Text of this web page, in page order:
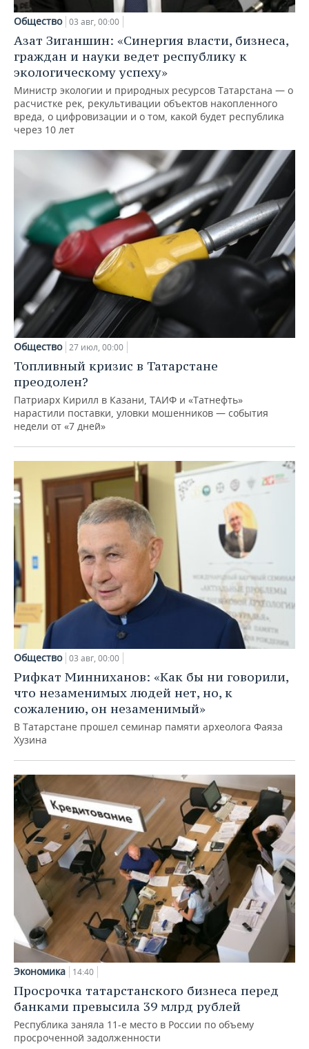
Общество 03 авг, 00:00
Азат Зиганшин: «Синергия власти, бизнеса,
граждан и науки ведет республику к
экологическому успеху»
Министр экологии и природных ресурсов Татарстана — о
расчистке рек, рекультивации объектов накопленного
вреда, о цифровизации и о том, какой будет республика
через 10 лет
Общество 27 июл, 00:00
Топливный кризис в Татарстане
преодолен?
Патриарх Кирилл в Казани, ТАИФ и «Татнефть»
нарастили поставки, уловки мошенников — события
недели от «7 дней»
Общество 03 авг, 00:00
Рифкат Минниханов: «Как бы ни говорили,
что незаменимых людей нет, но, к
сожалению, он незаменимый»
В Татарстане прошел семинар памяти археолога Фаяза
Хузина
Экономика 14:40
Просрочка татарстанского бизнеса перед
банками превысила 39 млрд рублей
Республика заняла 11-е место в России по объему
просроченной задолженности